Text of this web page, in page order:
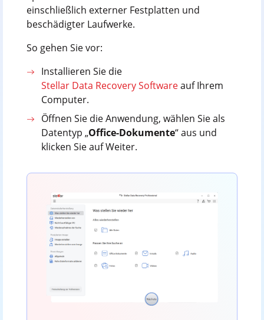
einschließlich externer Festplatten und
beschädigter Laufwerke.
So gehen Sie vor:
Installieren Sie die
Stellar Data Recovery Softwareauf Ihrem
Computer.
Öffnen Sie die Anwendung, wählen Sie als
Datentyp „Office-Dokumente“ aus und
klicken Sie auf Weiter.